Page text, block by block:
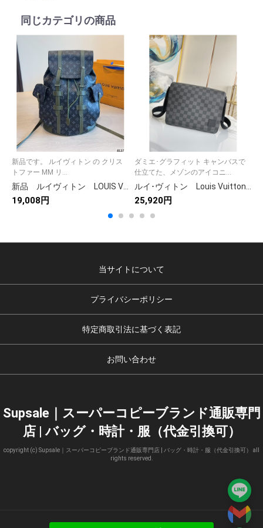
同じカテゴリの商品
新品です。 ルイヴィトン の クリス
トファー MM リ...
新品 ルイヴィトン LOUIS VUITTON クリストファー MM リュックサック バックパック フォールコレクション メンズバッグ
19,008円
ダミエ･グラフィット キャンバスで
仕立てた、メゾンのアイコニ...
ルイ･ヴィトン Louis Vuitton ショルダーバッグ メンズ ディストリクトPM NV3 ダミエ・グラフィット ブラック
25,920円
当サイトについて
プライバシーポリシー
特定商取引法に基づく表記
お問い合わせ
Supsale｜スーパーコピーブランド通販専門
店 | バッグ・時計・服（代金引換可）
copyright (c) Supsale｜スーパーコピーブランド通販専門店 | バッグ・時計・服（代金引換可） all
rights reserved.